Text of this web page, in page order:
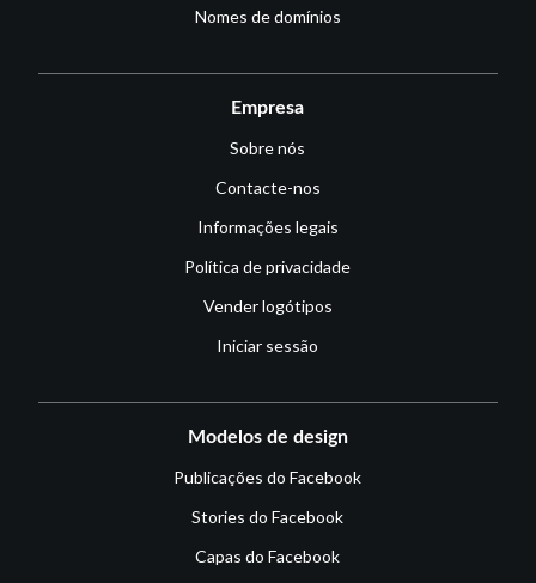
Nomes de domínios
Empresa
Sobre nós
Contacte-nos
Informações legais
Política de privacidade
Vender logótipos
Iniciar sessão
Modelos de design
Publicações do Facebook
Stories do Facebook
Capas do Facebook